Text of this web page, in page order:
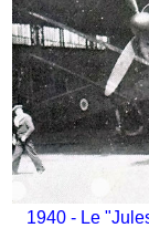
1940 - Le